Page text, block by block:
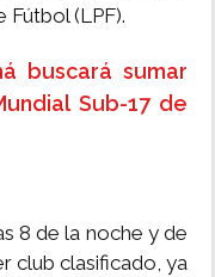
Fútbol (LPF).
buscará sumar
Sub-17 de
8 de la noche y de
club clasificado, ya